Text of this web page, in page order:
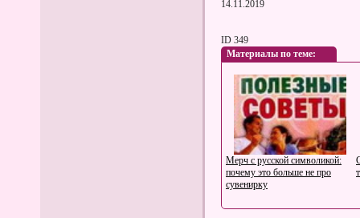
14.11.2019
ID 349
Материалы по теме:
Мерч с русской символикой:
почему это больше не про
сувенирку